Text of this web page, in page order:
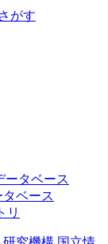
がす
ータベース
ベース
リ